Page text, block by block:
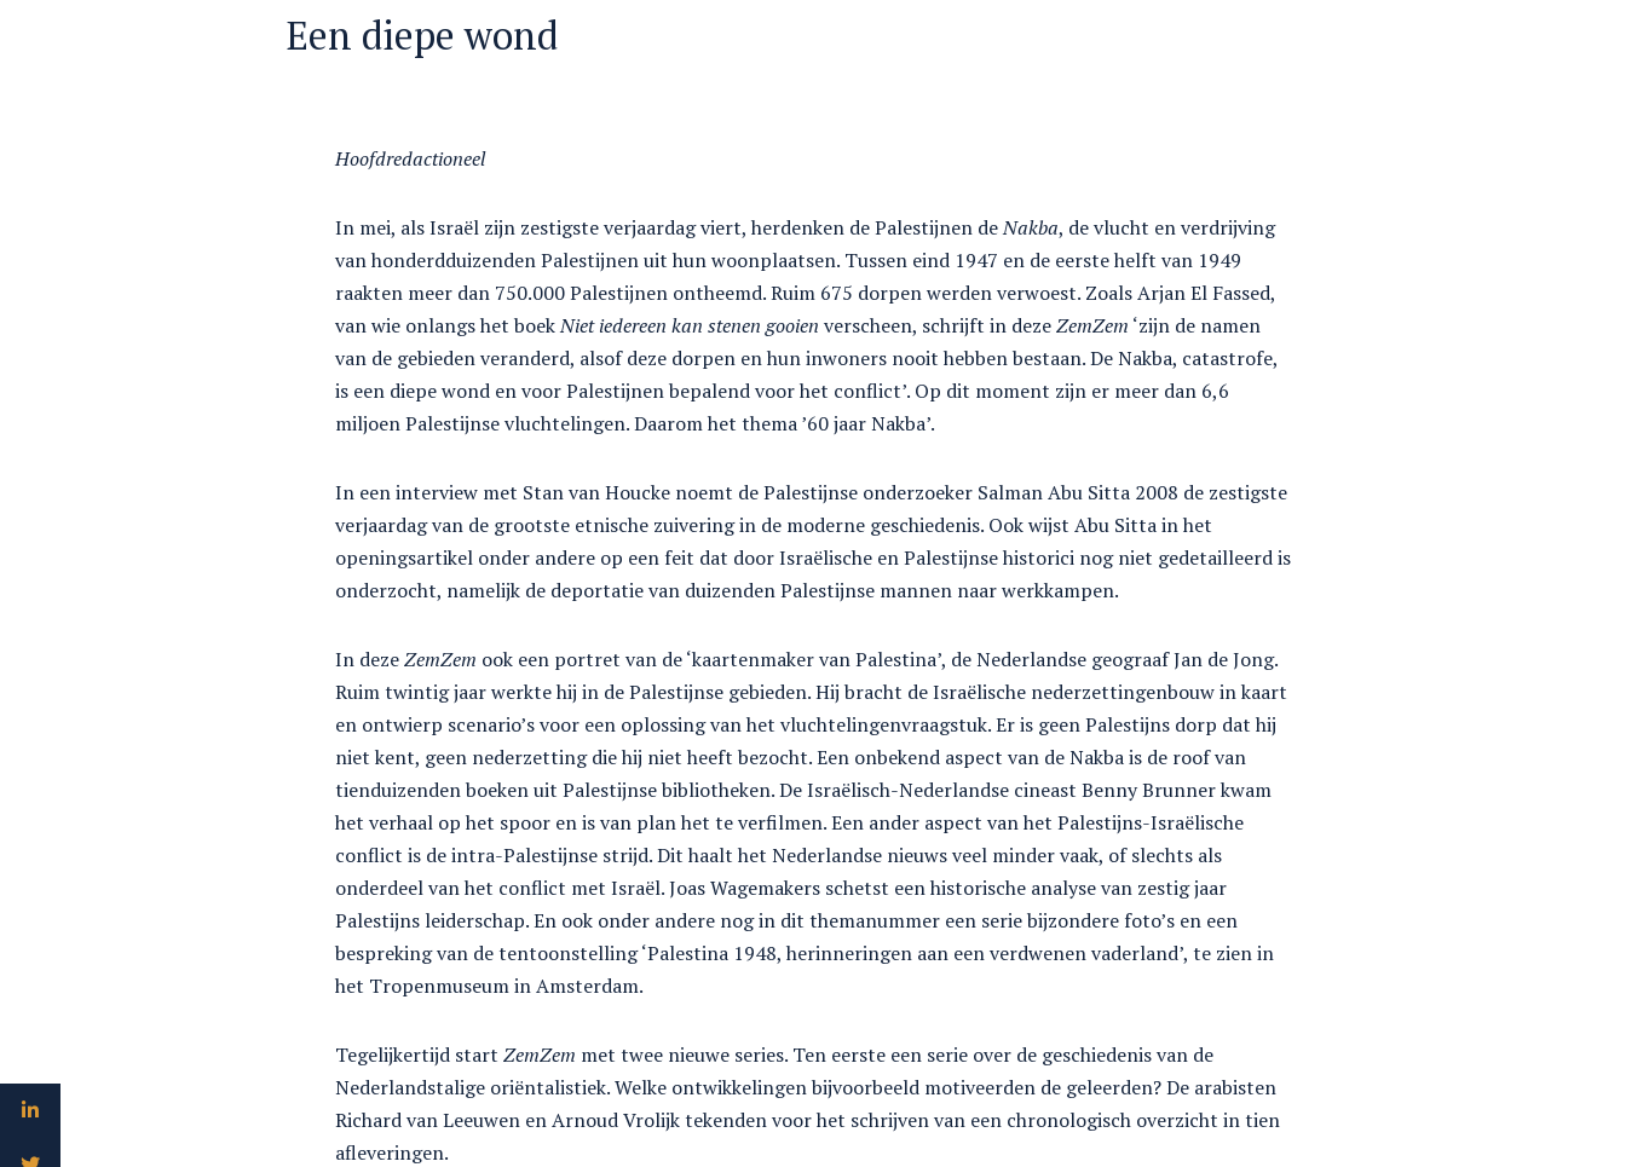
Een diepe wond
Hoofdredactioneel
In mei, als Israël zijn zestigste verjaardag viert, herdenken de Palestijnen deNakba, de vlucht en verdrijving
van honderdduizenden Palestijnen uit hun woonplaatsen. Tussen eind 1947 en de eerste helft van 1949
raakten meer dan 750.000 Palestijnen ontheemd. Ruim 675 dorpen werden verwoest. Zoals Arjan El Fassed,
van wie onlangs het boekNiet iedereen kan stenen gooien verscheen, schrijft in dezeZemZem ‘zijn de namen
van de gebieden veranderd, alsof deze dorpen en hun inwoners nooit hebben bestaan. De Nakba, catastrofe,
is een diepe wond en voor Palestijnen bepalend voor het conflict’. Op dit moment zijn er meer dan 6,6
miljoen Palestijnse vluchtelingen. Daarom het thema ’60 jaar Nakba’.
In een interview met Stan van Houcke noemt de Palestijnse onderzoeker Salman Abu Sitta 2008 de zestigste
verjaardag van de grootste etnische zuivering in de moderne geschiedenis. Ook wijst Abu Sitta in het
openingsartikel onder andere op een feit dat door Israëlische en Palestijnse historici nog niet gedetailleerd is
onderzocht, namelijk de deportatie van duizenden Palestijnse mannen naar werkkampen.
In dezeZemZem ook een portret van de ‘kaartenmaker van Palestina’, de Nederlandse geograaf Jan de Jong.
Ruim twintig jaar werkte hij in de Palestijnse gebieden. Hij bracht de Israëlische nederzettingenbouw in kaart
en ontwierp scenario’s voor een oplossing van het vluchtelingenvraagstuk. Er is geen Palestijns dorp dat hij
niet kent, geen nederzetting die hij niet heeft bezocht. Een onbekend aspect van de Nakba is de roof van
tienduizenden boeken uit Palestijnse bibliotheken. De Israëlisch-Nederlandse cineast Benny Brunner kwam
het verhaal op het spoor en is van plan het te verfilmen. Een ander aspect van het Palestijns-Israëlische
conflict is de intra-Palestijnse strijd. Dit haalt het Nederlandse nieuws veel minder vaak, of slechts als
onderdeel van het conflict met Israël. Joas Wagemakers schetst een historische analyse van zestig jaar
Palestijns leiderschap. En ook onder andere nog in dit themanummer een serie bijzondere foto’s en een
bespreking van de tentoonstelling ‘Palestina 1948, herinneringen aan een verdwenen vaderland’, te zien in
het Tropenmuseum in Amsterdam.
Tegelijkertijd start ZemZem met twee nieuwe series. Ten eerste een serie over de geschiedenis van de
Nederlandstalige oriëntalistiek. Welke ontwikkelingen bijvoorbeeld motiveerden de geleerden? De arabisten
Richard van Leeuwen en Arnoud Vrolijk tekenden voor het schrijven van een chronologisch overzicht in tien
afleveringen.